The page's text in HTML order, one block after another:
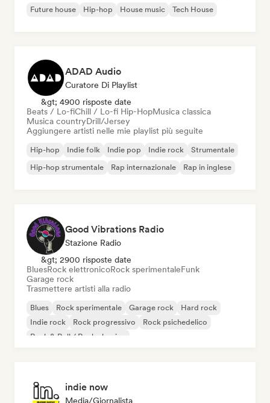
Future house
Hip-hop House music Tech House
ADAD Audio
Curatore Di Playlist
&gt; 4900 risposte date
Beats / Lo-fiChill / Lo-fi Hip-HopMusica classica
Musica countryDrill/Jersey
Aggiungere artisti nelle mie playlist più seguite
Hip-hop Indie folk Indie pop Indie rock
Strumentale
Hip-hop strumentale
Rap internazionale Rap in inglese
Good Vibrations Radio
Stazione Radio
&gt; 2900 risposte date
BluesRock elettronicoRock sperimentaleFunk
Garage rock
Trasmettere artisti alla radio
Blues Rock sperimentale Garage rock
Hard rock
Indie rock
Rock progressivo
Rock psichedelico
Rock & Roll / Rock classico
indie now
Media/Giornalista